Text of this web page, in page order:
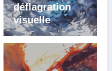
déflagration
visuelle